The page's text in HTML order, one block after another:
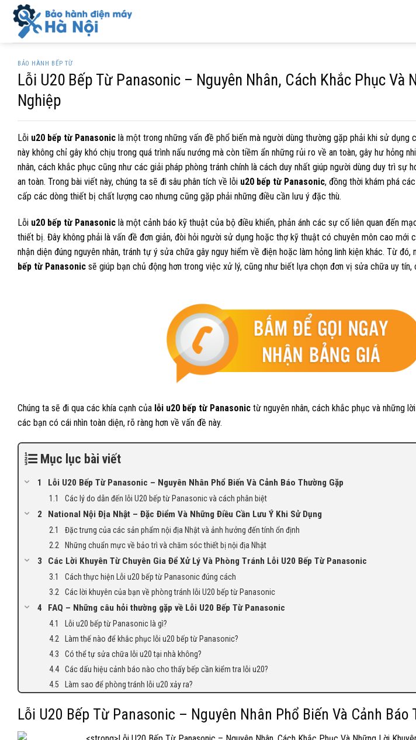
Skip
content
BẢO HÀNH BẾP TỪ
Lỗi U20 Bếp Từ Panasonic – Nguyên Nhân, Cách Khắc Phục Và
Nghiệp
Lỗi u20 bếp từ Panasonic là một trong những vấn đề phổ biến mà người dùng thường gặp phải khi sử
này không chỉ gây khó chịu trong quá trình nấu nướng mà còn tiềm ẩn những rủi ro về an toàn, gây hư hỏng
nhân, cách khắc phục cũng như các giải pháp phòng tránh chính là cách duy nhất giúp người dùng duy trì sự
an toàn. Trong bài viết này, chúng ta sẽ đi sâu phân tích về lỗi u20 bếp từ Panasonic, đồng thời khám phá
cấp các dòng thiết bị chất lượng cao nhưng cũng gặp phải những điều cần lưu ý đặc thù.
Lỗi u20 bếp từ Panasonic là một cảnh báo kỹ thuật của bộ điều khiển, phản ánh các sự cố liên quan đến
thiết bị. Đây không phải là vấn đề đơn giản, đòi hỏi người sử dụng hoặc thợ kỹ thuật có chuyên môn cao mới
nhận diện đúng nguyên nhân, tránh tự ý sửa chữa gây nguy hiểm về điện hoặc làm hỏng linh kiện khác. Từ
bếp từ Panasonic sẽ giúp bạn chủ động hơn trong việc xử lý, cũng như biết lựa chọn đơn vị sửa chữa uy tín,
Chúng ta sẽ đi qua các khía cạnh của lỗi u20 bếp từ Panasonic từ nguyên nhân, cách khắc phục và những
các bạn có cái nhìn toàn diện, rõ ràng hơn về vấn đề này.
Mục lục bài viết
Lỗi U20 Bếp Từ Panasonic – Nguyên Nhân Phổ Biến Và Cảnh Báo Thường Gặp
Các lý do dẫn đến lỗi U20 bếp từ Panasonic và cách phân biệt
National Nội Địa Nhật – Đặc Điểm Và Những Điều Cần Lưu Ý Khi Sử Dụng
Đặc trưng của các sản phẩm nội địa Nhật và ảnh hưởng đến tính ổn định
Những chuẩn mực về bảo trì và chăm sóc thiết bị nội địa Nhật
Các Lời Khuyên Từ Chuyên Gia Để Xử Lý Và Phòng Tránh Lỗi U20 Bếp Từ Panasonic
Cách thực hiện Lỗi u20 bếp từ Panasonic đúng cách
Các lời khuyên của bạn về phòng tránh lỗi U20 bếp từ Panasonic
FAQ – Những câu hỏi thường gặp về Lỗi U20 Bếp Từ Panasonic
Lỗi u20 bếp từ Panasonic là gì?
Làm thế nào để khắc phục lỗi u20 bếp từ Panasonic?
Có thể tự sửa chữa lỗi u20 tại nhà không?
Các dấu hiệu cảnh báo nào cho thấy bếp cần kiểm tra lỗi u20?
Làm sao để phòng tránh lỗi u20 xảy ra?
Lỗi U20 Bếp Từ Panasonic – Nguyên Nhân Phổ Biến Và Cảnh Báo